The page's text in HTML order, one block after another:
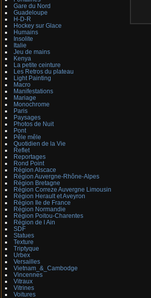
Gare du Nord
Guadeloupe
H-D-R
Hockey sur Glace
Humains
Insolite
Italie
Jeu de mains
Kenya
La petite ceinture
Les Retros du plateau
Light Painting
Macro
Manifestations
Mariage
Monochrome
Paris
Paysages
Photos de Nuit
Pont
Pêle mêle
Quotidien de la Vie
Reflet
Reportages
Rond Point
Région Alscace
Région Auvergne-Rhône-Alpes
Région Bretagne
Région Correze Auvergne Limousin
Région Herault et Aveyron
Région Ile de France
Région Normandie
Région Poitou-Charentes
Région de l Ain
SDF
Statues
Texture
Triptyque
Urbex
Versailles
Vietnam_&_Cambodge
Vincennes
Vitraux
Vitrines
Voitures